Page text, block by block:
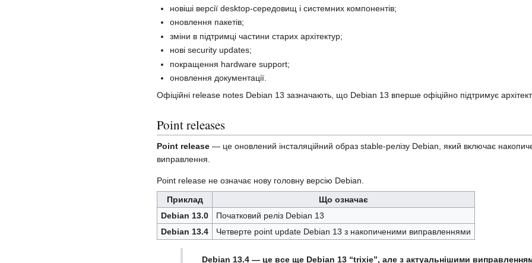
новіші версії desktop-середовищ і системних компонентів;
оновлення пакетів;
зміни в підтримці частини старих архітектур;
нові security updates;
покращення hardware support;
оновлення документації.
Офіційні release notes Debian 13 зазначають, що Debian 13 вперше офіційно підтримує
Point releases
Point release — це оновлений інсталяційний образ stable-релізу Debian, який включає
виправлення.
Point release не означає нову головну версію Debian.
Приклад
Що означає
Debian 13.0
Початковий реліз Debian 13
Debian 13.4
Четверте point update Debian 13 з накопиченими виправленнями
Debian 13.4 — це все ще Debian 13 “trixie”, але з актуальнішими